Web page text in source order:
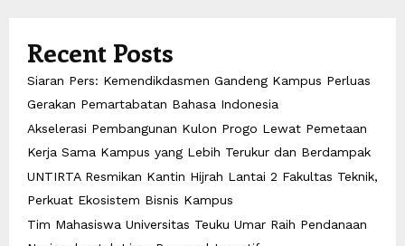
Recent Posts
Siaran Pers: Kemendikdasmen Gandeng Kampus Perluas
Gerakan Pemartabatan Bahasa Indonesia
Akselerasi Pembangunan Kulon Progo Lewat Pemetaan
Kerja Sama Kampus yang Lebih Terukur dan Berdampak
UNTIRTA Resmikan Kantin Hijrah Lantai 2 Fakultas Teknik,
Perkuat Ekosistem Bisnis Kampus
Tim Mahasiswa Universitas Teuku Umar Raih Pendanaan